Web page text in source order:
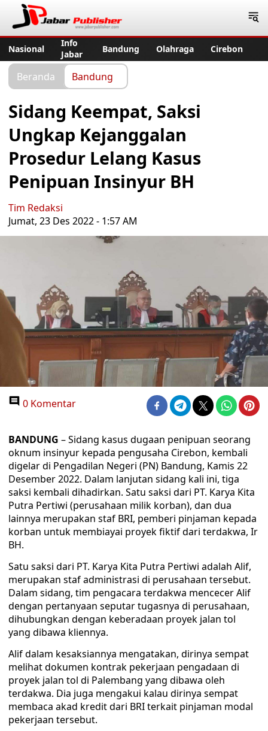
Nasional
Info
Jabar
Bandung Olahraga Cirebon
Beranda Bandung
Sidang Keempat, Saksi
Ungkap Kejanggalan
Prosedur Lelang Kasus
Penipuan Insinyur BH
Tim Redaksi
Jumat, 23 Des 2022 - 1:57 AM
0 Komentar
BANDUNG – Sidang kasus dugaan penipuan seorang
oknum insinyur kepada pengusaha Cirebon, kembali
digelar di Pengadilan Negeri (PN) Bandung, Kamis 22
Desember 2022. Dalam lanjutan sidang kali ini, tiga
saksi kembali dihadirkan. Satu saksi dari PT. Karya Kita
Putra Pertiwi (perusahaan milik korban), dan dua
lainnya merupakan staf BRI, pemberi pinjaman kepada
korban untuk membiayai proyek fiktif dari terdakwa, Ir
BH.
Satu saksi dari PT. Karya Kita Putra Pertiwi adalah Alif,
merupakan staf administrasi di perusahaan tersebut.
Dalam sidang, tim pengacara terdakwa mencecer Alif
dengan pertanyaan seputar tugasnya di perusahaan,
dihubungkan dengan keberadaan proyek jalan tol
yang dibawa kliennya.
Alif dalam kesaksiannya mengatakan, dirinya sempat
melihat dokumen kontrak pekerjaan pengadaan di
proyek jalan tol di Palembang yang dibawa oleh
terdakwa. Dia juga mengakui kalau dirinya sempat
membaca akad kredit dari BRI terkait pinjaman modal
pekerjaan tersebut.